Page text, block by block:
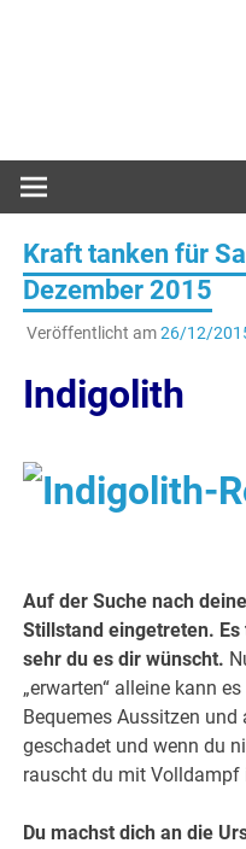
Kraft tanken für
Dezember 2015
Veröffentlicht am26/12/
Indigolith
Auf der Suche nach
Stillstand eingetreten.
sehr du es dir wünscht.
„erwarten“ alleine kann
Bequemes Aussitzen
geschadet und wenn du
rauscht du mit Volldampf
Du machst dich an die